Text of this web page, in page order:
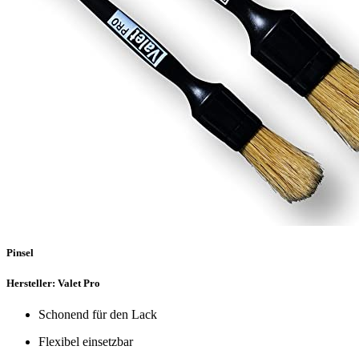
Pinsel
Hersteller: Valet Pro
Schonend für den Lack
Flexibel einsetzbar